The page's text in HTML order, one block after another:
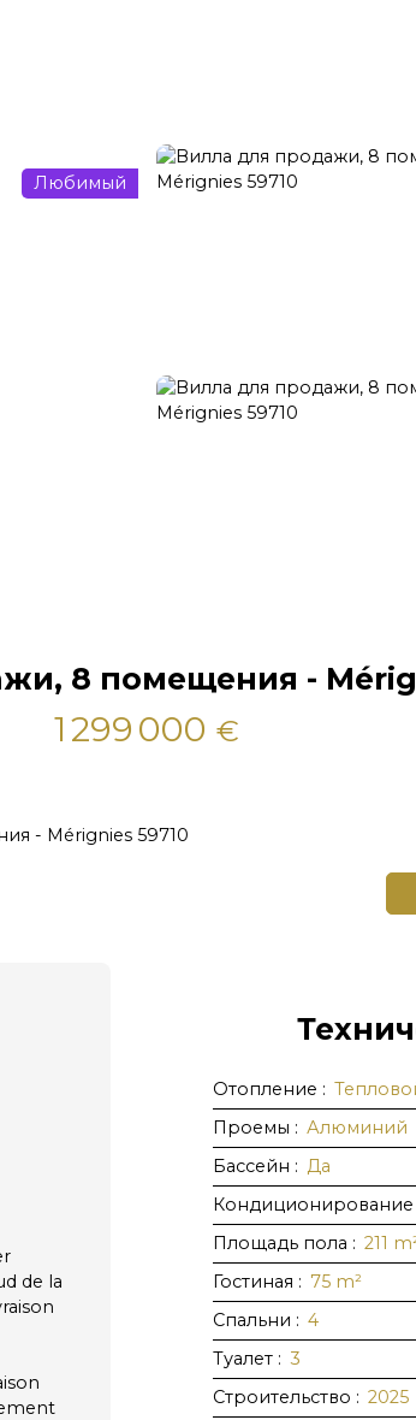
Управление арендой Обновление
Любимый
8 помещения -
1 299 000 €
- Mérignies 59710
de la
Отопление :
Проемы : Алюминий
Бассейн : Да
Кондиционирование
Площадь пола : 211
Гостиная : 75 m²
Спальни : 4
Туалет : 3
Строительство : 2025